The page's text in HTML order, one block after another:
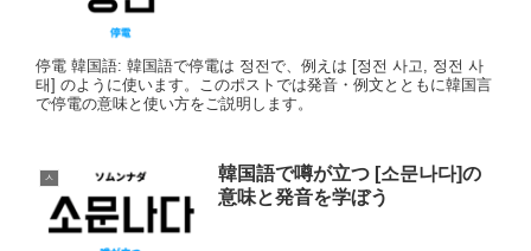
停電 韓国語: 韓国語で停電は 정전で、例えは [정전 사고, 정전 사
태] のように使います。このポストでは発音・例文とともに韓国言
で停電の意味と使い方をご説明します。
ㅅ
韓国語で噂が立つ [소문나다]の
意味と発音を学ぼう